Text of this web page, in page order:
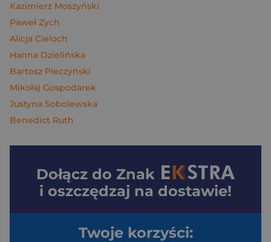
Kazimierz Moszyński
Paweł Zych
Alicja Cieloch
Hanna Dzielińska
Bartosz Pieczyński
Mikołaj Gospodarek
Justyna Sobolewska
Benedict Ruth
Dołącz do Znak
i oszczędzaj na dostawie!
Twoje korzyści: